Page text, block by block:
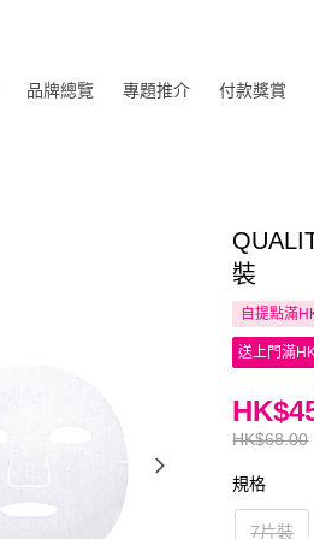
品牌總覽 專題推介 付款獎賞
裝
自提點滿
送上門滿
HK$68.00
規格
7片裝